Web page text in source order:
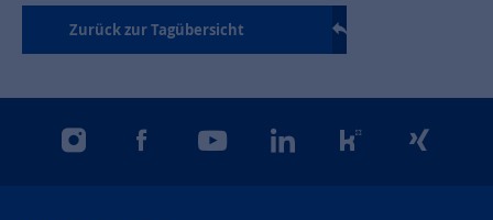
Zurück zur Tagübersicht
instagramfacebookyoutubelinkedinkununuxing